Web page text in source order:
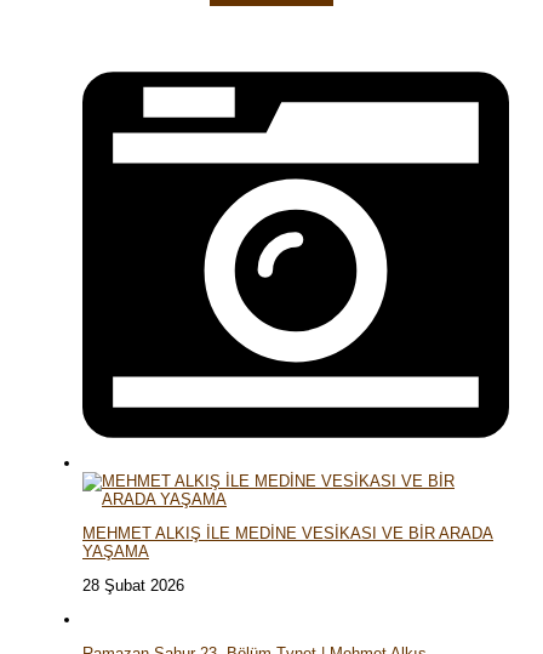
MEHMET ALKIŞ İLE MEDİNE VESİKASI VE BİR ARADA
YAŞAMA
28 Şubat 2026